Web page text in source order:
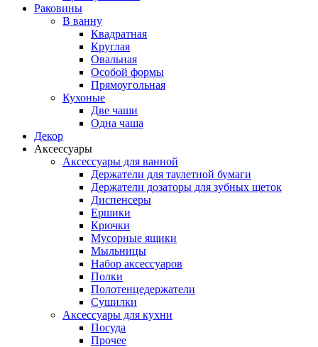
Раковины
В ванну
Квадратная
Круглая
Овальная
Особой формы
Прямоугольная
Кухоные
Две чаши
Одна чаша
Декор
Аксессуары
Аксессуары для ванной
Держатели для таулетной бумаги
Держатели дозаторы для зубных щеток
Диспенсеры
Ершики
Крючки
Мусорные ящики
Мыльницы
Набор аксессуаров
Полки
Полотенцедержатели
Сушилки
Аксессуары для кухни
Посуда
Прочее